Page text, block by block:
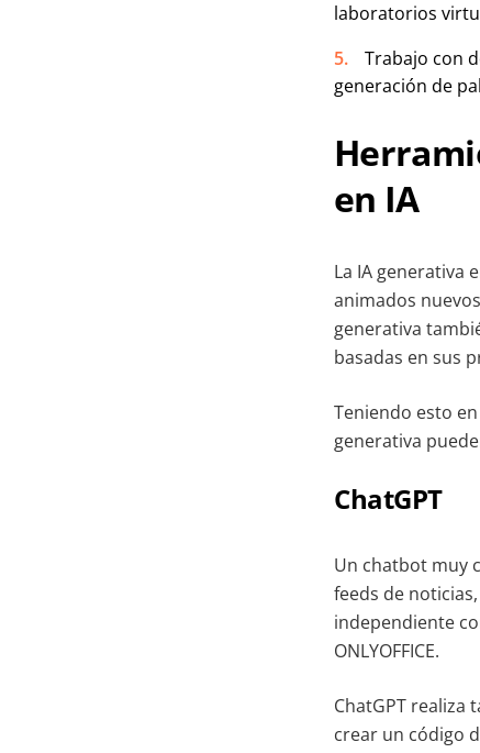
laboratorios
Trabajo con
generación de
en IA
La IA generativa
animados
generativa
basadas en sus
Teniendo esto
generativa
ChatGPT
Un chatbot muy
feeds de
independiente
ONLYOFFICE.
ChatGPT realiza
crear un código